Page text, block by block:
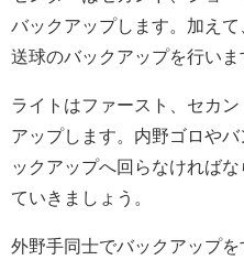
バックアップします。加え
送球のバックアップを行いま
ライトはファースト、セカ
アップします。内野ゴロや
ックアップへ回らなければ
ていきましょう。
外野手同士でバックアップ